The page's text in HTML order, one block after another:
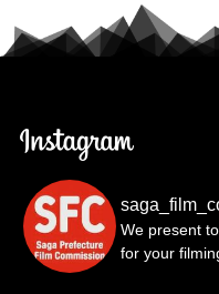
We present
for your